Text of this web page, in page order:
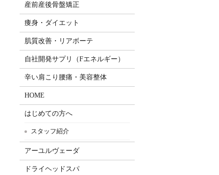
産前産後骨盤矯正
痩身・ダイエット
肌質改善・リアボーテ
自社開発サプリ（Fエネルギー）
辛い肩こり腰痛・美容整体
HOME
はじめての方へ
スタッフ紹介
アーユルヴェーダ
ドライヘッドスパ